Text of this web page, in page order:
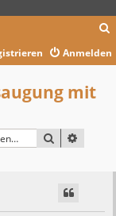
c
Anmelden
mit
SUCHE